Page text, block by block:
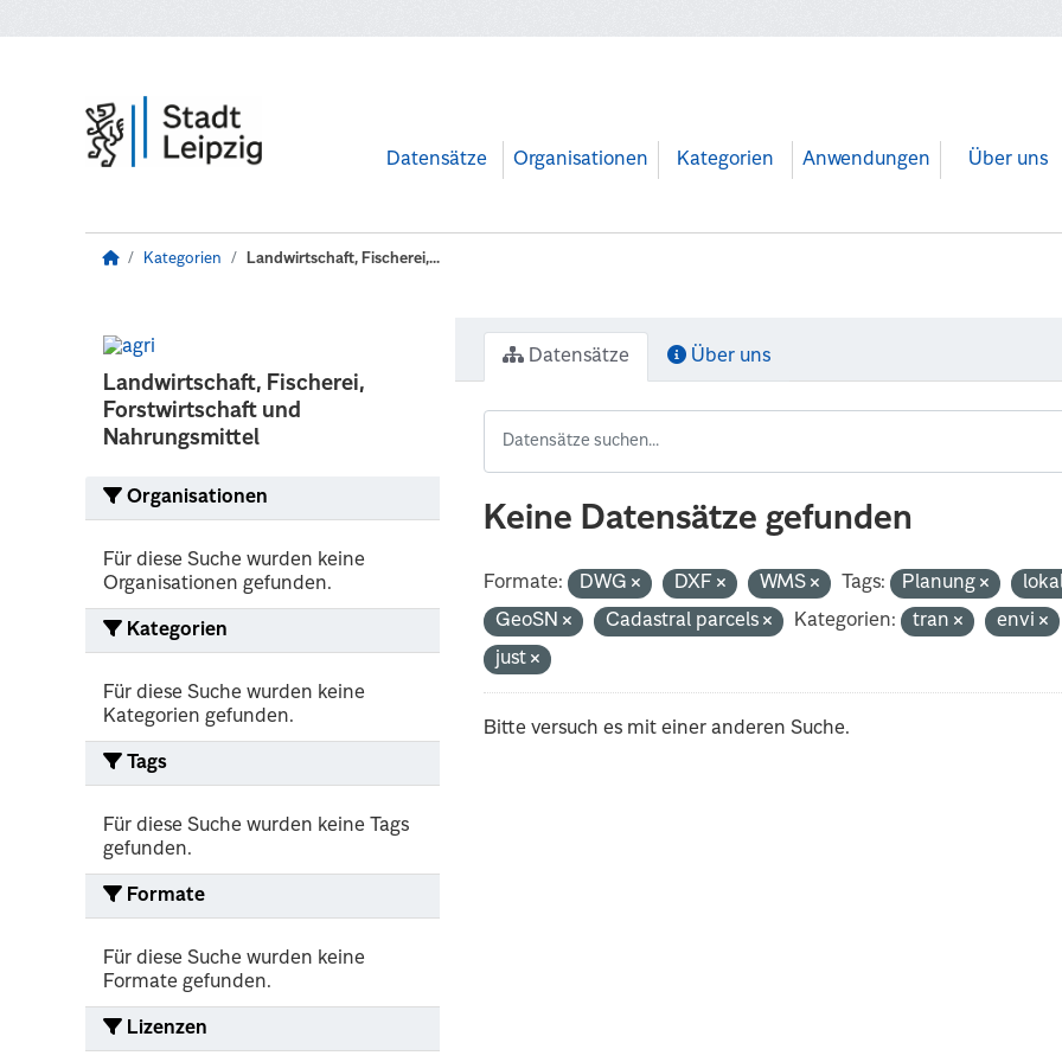
Datensätze Organisationen Kategorien Anwendungen Über uns
Kategorien Landwirtschaft, Fischerei,...
Landwirtschaft, Fischerei,
Forstwirtschaft und
Nahrungsmittel
Organisationen
Für diese Suche wurden keine
Organisationen gefunden.
Kategorien
Für diese Suche wurden keine
Kategorien gefunden.
Tags
Für diese Suche wurden keine Tags
gefunden.
Formate
Für diese Suche wurden keine
Formate gefunden.
Lizenzen
Datensätze Über uns
Keine Datensätze gefunden
Formate: DWG DXF WMS Tags: Planung
GeoSN
Cadastral parcels Kategorien: tran
envi
just
Bitte versuch es mit einer anderen Suche.